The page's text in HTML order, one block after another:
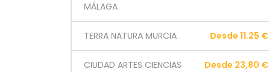
MÁLAGA
TERRA NATURA MURCIA Desde 11.25 €
CIUDAD ARTES CIENCIAS Desde 23,80 €